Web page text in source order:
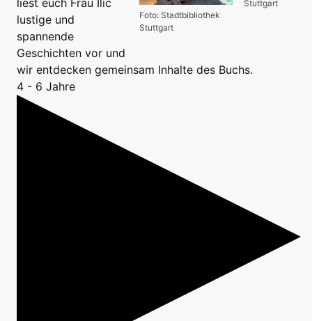
Stuttgart
Foto: Stadtbibliothek
Stuttgart
liest euch Frau Ilic
lustige und
spannende
Geschichten vor und
wir entdecken gemeinsam Inhalte des Buchs.
4 - 6 Jahre